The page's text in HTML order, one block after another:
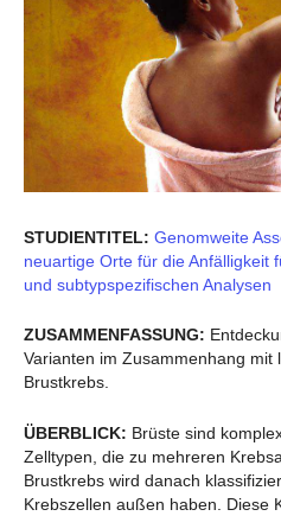
STUDIENTITEL: Genomweite
neuartige Orte für die Anfälligkeit
und subtypspezifischen Analysen
ZUSAMMENFASSUNG:
Varianten im Zusammenhang mit
Brustkrebs.
ÜBERBLICK: Brüste sind
Zelltypen, die zu mehreren
Brustkrebs wird danach
Krebszellen außen haben. Diese